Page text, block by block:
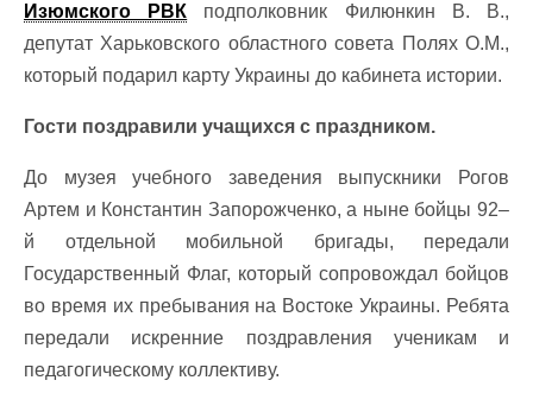
Изюмского РВК подполковник Филюнкин В. В.,
депутат Харьковского областного совета Полях О.М.,
который подарил карту Украины до кабинета истории.
Гости поздравили учащихся с праздником.
До музея учебного заведения выпускники Рогов
Артем и Константин Запорожченко, а ныне бойцы 92–
й отдельной мобильной бригады, передали
Государственный Флаг, который сопровождал бойцов
во время их пребывания на Востоке Украины. Ребята
передали искренние поздравления ученикам и
педагогическому коллективу.